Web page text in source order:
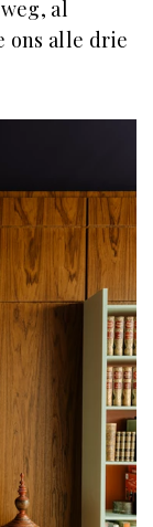
al
ons alle drie